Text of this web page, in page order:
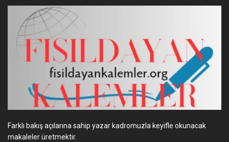
Farklı bakış açılarına sahip yazar kadromuzla keyifle okunacak
makaleler üretmektir.